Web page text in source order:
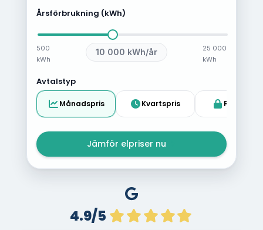
Årsförbrukning (kWh)
500
kWh
10 000 kWh/år
25 000
kWh
Avtalstyp
Månadspris Kvartspris Fast pris
Jämför elpriser nu
4.9/5